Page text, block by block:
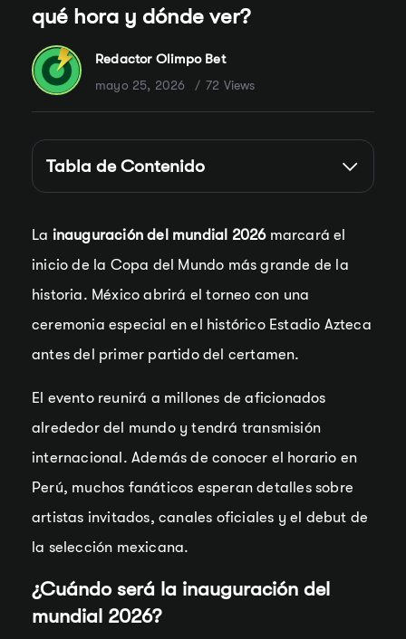
qué hora y dónde ver?
Redactor Olimpo Bet
mayo 25, 2026 72 Views
Tabla de Contenido
La inauguración del mundial 2026marcará el
inicio de la Copa del Mundo más grande de la
historia. México abrirá el torneo con una
ceremonia especial en el histórico Estadio Azteca
antes del primer partido del certamen.
El evento reunirá a millones de aficionados
alrededor del mundo y tendrá transmisión
internacional. Además de conocer el horario en
Perú, muchos fanáticos esperan detalles sobre
artistas invitados, canales oficiales y el debut de
la selección mexicana.
¿Cuándo será la inauguración del
mundial 2026?